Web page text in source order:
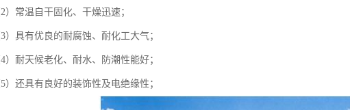
2）常温自干固化、干燥迅速；
3）具有优良的耐腐蚀、耐化工大气；
4）耐天候老化、耐水、防潮性能好；
5）还具有良好的装饰性及电绝缘性；